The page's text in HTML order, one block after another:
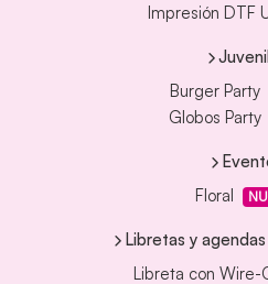
Impresión DTF
Burger Party
Globos Party
Floral
Libretas y
Libreta con Wire-